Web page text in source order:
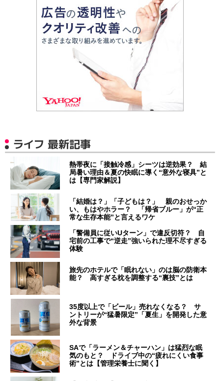
ライフ 最新記事
熱帯夜に「接触冷感」シーツは逆効果？ 結
局暑い理由＆夏の快眠に導く“意外な寝具”と
は【専門家解説】
「結婚は？」「子どもは？」 親のおせっか
い、もはやホラー？ 「帰省ブルー」が“正
常な生存本能”と言えるワケ
「警備員に従いUターン」で違反切符？ 自
宅前の工事で“逆走”強いられた理不尽すぎる
体験
旅先のホテルで「眠れない」のは脳の防衛本
能？ 高すぎる枕を調整する“裏技”とは
35度以上で「ビール」売れなくなる？ サ
ントリーが“猛暑限定”「夏生」を開発した意
外な背景
SAで「ラーメン＆チャーハン」は猛烈な眠
気のもと？ ドライブ中の“疲れにくい食事
術”とは【管理栄養士に聞く】